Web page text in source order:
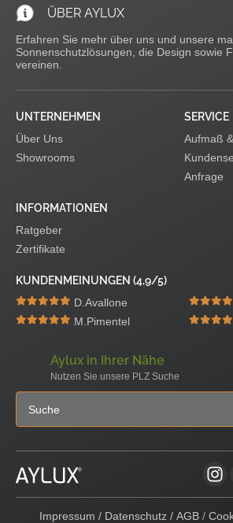
ÜBER AYLUX
Erfahren Sie mehr über uns und unsere
Sonnenschutzlösungen, die Design sowie
vereinen.
UNTERNEHMEN
Über Uns
Showrooms
SERVICE
Aufmaß
Anfrage
INFORMATIONEN
Ratgeber
Zertifikate
KUNDENMEINUNGEN (4,9/5)
D.Avallone
M.Pimentel
Aylux in Ihrer Nähe
Nutzen Sie unsere PLZ Suche
Impressum / Datenschutz / AGB /